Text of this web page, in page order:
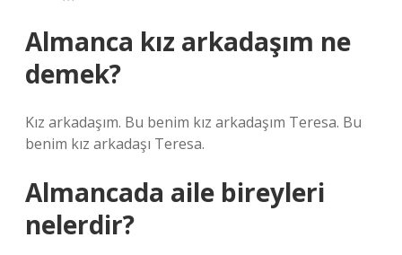
Almanca kız arkadaşım ne
demek?
Kız arkadaşım. Bu benim kız arkadaşım Teresa. Bu
benim kız arkadaşı Teresa.
Almancada aile bireyleri
nelerdir?